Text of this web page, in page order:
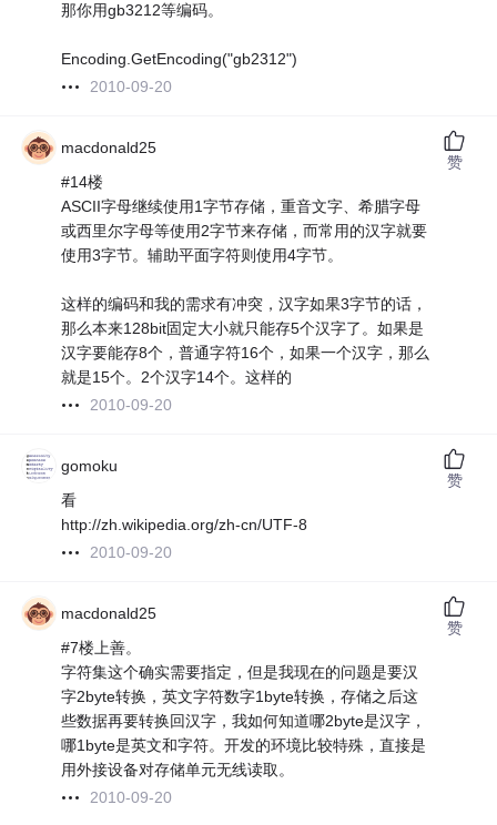
那你用gb3212等编码。
Encoding.GetEncoding("gb2312")
2010-09-20
macdonald25
#14楼
ASCII字母继续使用1字节存储，重音文字、希腊字母
或西里尔字母等使用2字节来存储，而常用的汉字就要
使用3字节。辅助平面字符则使用4字节。
这样的编码和我的需求有冲突，汉字如果3字节的话，
那么本来128bit固定大小就只能存5个汉字了。如果是
汉字要能存8个，普通字符16个，如果一个汉字，那么
就是15个。2个汉字14个。这样的
2010-09-20
赞
gomoku
看
http://zh.wikipedia.org/zh-cn/UTF-8
2010-09-20
赞
macdonald25
#7楼上善。
字符集这个确实需要指定，但是我现在的问题是要汉
字2byte转换，英文字符数字1byte转换，存储之后这
些数据再要转换回汉字，我如何知道哪2byte是汉字，
哪1byte是英文和字符。开发的环境比较特殊，直接是
用外接设备对存储单元无线读取。
2010-09-20
赞